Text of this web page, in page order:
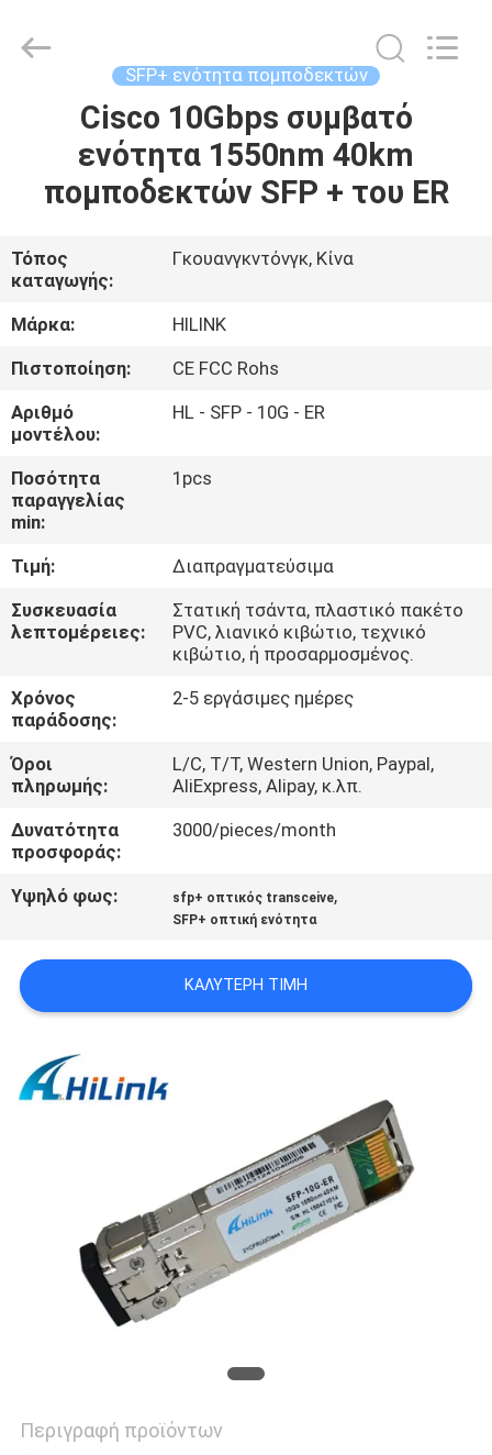
ΠΡΟΪΌΝΤΑ
ΣΧΕΤΙΚΆ
ΜΕ
ΕΜΆΣ
ΕΠΙΣΚΕΨΉ
ΕΡΓΟΣΤΑΣΊΟΥ
ΈΛΕΓΧΟΣ
ΠΟΙΌΤΗΤΑΣ
ΕΠΙΚΟΙΝΩΝΉΣΤΕ
ΜΑΖΊ
ΜΑΣ
ΕΙΔΉΣΕΙΣ
ΥΠΟΘΈΣΕΙΣ
ΖΗΤΉΣΤΕ
ΠΡΟΣΦΟΡΆ
SITEMAP
Technology
Co.,Ltd..
SFP+ ενότητα πομποδεκτών
Cisco 10Gbps συμβατό
ενότητα 1550nm 40km
πομποδεκτών SFP + του ER
Τόπος
καταγωγής:
Γκουανγκντόνγκ, Κίνα
Μάρκα:
HILINK
Πιστοποίηση:
CE FCC Rohs
Αριθμό
μοντέλου:
HL - SFP - 10G - ER
Ποσότητα
παραγγελίας
min:
1pcs
Τιμή:
Διαπραγματεύσιμα
Συσκευασία
λεπτομέρειες:
Στατική τσάντα, πλαστικό πακέτο
PVC, λιανικό κιβώτιο, τεχνικό
κιβώτιο, ή προσαρμοσμένος.
Χρόνος
παράδοσης:
2-5 εργάσιμες ημέρες
Όροι
πληρωμής:
L/C, T/T, Western Union, Paypal,
AliExpress, Alipay, κ.λπ.
Δυνατότητα
προσφοράς:
3000/pieces/month
Υψηλό φως: sfp+ οπτικός transceive,
SFP+ οπτική ενότητα
ΚΑΛΎΤΕΡΗ ΤΙΜΉ
Περιγραφή προϊόντων